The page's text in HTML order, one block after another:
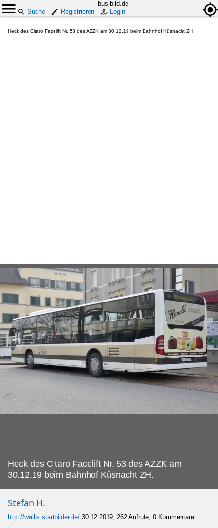
bus-bild.de
Suche
Registrieren Login
Heck des Citaro Facelift Nr. 53 des AZZK am 30.12.19 beim Bahnhof Küsnacht ZH
Heck des Citaro Facelift Nr. 53 des AZZK am
30.12.19 beim Bahnhof Küsnacht ZH.
Stefan H.
http://wallis.startbilder.de/ 30.12.2019, 262 Aufrufe, 0 Kommentare